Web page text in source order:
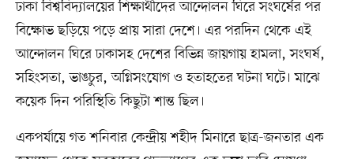
ঢাকা বিশ্ববিদ্যালয়ের শিক্ষার্থীদের আন্দোলন ঘিরে সংঘর্ষের পর
বিক্ষোভ ছড়িয়ে পড়ে প্রায় সারা দেশে। এর পরদিন থেকে এই
আন্দোলন ঘিরে ঢাকাসহ দেশের বিভিন্ন জায়গায় হামলা, সংঘর্ষ,
সহিংসতা, ভাঙচুর, অগ্নিসংযোগ ও হতাহতের ঘটনা ঘটে। মাঝে
কয়েক দিন পরিস্থিতি কিছুটা শান্ত ছিল।
একপর্যায়ে গত শনিবার কেন্দ্রীয় শহীদ মিনারে ছাত্র-জনতার এক